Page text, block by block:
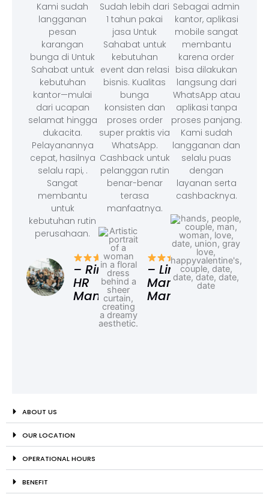
Kami sudah
langganan
pesan
karangan
bunga di Untuk
Sahabat untuk
kebutuhan
kantor—mulai
dari ucapan
selamat hingga
dukacita.
Pelayanannya
cepat, hasilnya
selalu rapi, .
Sangat
membantu
untuk
kebutuhan rutin
perusahaan.
– Rina,
HR
Manager
Sudah lebih dari
1 tahun pakai
jasa Untuk
Sahabat untuk
kebutuhan
event dan relasi
bisnis. Kualitas
bunga
konsisten dan
proses order
super praktis via
WhatsApp.
Cashback untuk
pelanggan rutin
benar-benar
terasa
manfaatnya.
– Linda,
Marketing
Manager
Sebagai admin
kantor, aplikasi
mobile sangat
membantu
karena order
bisa dilakukan
langsung dari
WhatsApp atau
aplikasi tanpa
proses panjang.
Kami sudah
langganan dan
selalu puas
dengan
layanan serta
cashbacknya.
ABOUT US
OUR LOCATION
OPERATIONAL HOURS
BENEFIT